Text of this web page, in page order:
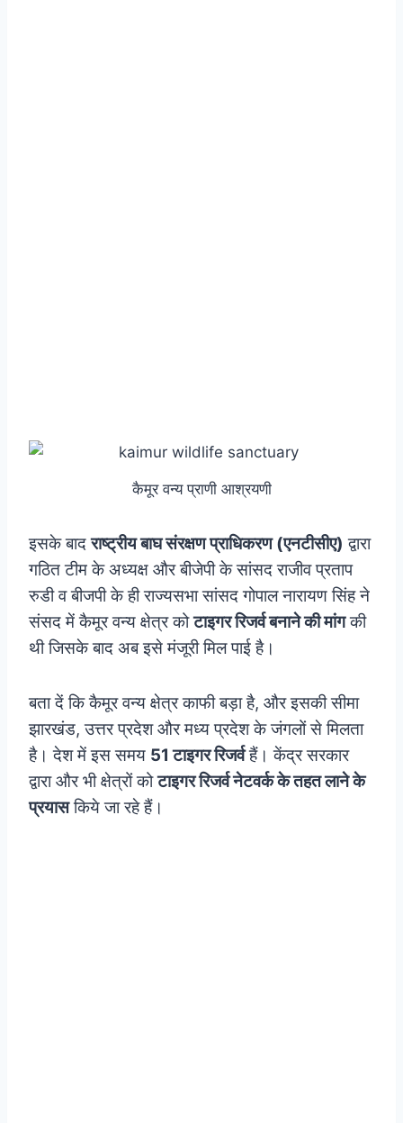
कैमूर वन्य प्राणी आश्रयणी
इसके बादराष्ट्रीय बाघ संरक्षण प्राधिकरण (एनटीसीए) द्वारा
गठित टीम के अध्यक्ष और बीजेपी के सांसद राजीव प्रताप
रुडी व बीजपी के ही राज्यसभा सांसद गोपाल नारायण सिंह ने
संसद में कैमूर वन्य क्षेत्र कोटाइगर रिजर्व बनाने की मांगकी
थी जिसके बाद अब इसे मंजूरी मिल पाई है।
बता दें कि कैमूर वन्य क्षेत्र काफी बड़ा है, और इसकी सीमा
झारखंड, उत्तर प्रदेश और मध्य प्रदेश के जंगलों से मिलता
है। देश में इस समय 51 टाइगर रिजर्वहैं। केंद्र सरकार
द्वारा और भी क्षेत्रों कोटाइगर रिजर्व नेटवर्क के तहत लाने के
प्रयासकिये जा रहे हैं।